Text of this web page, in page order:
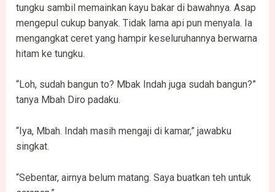
tungku sambil memainkan kayu bakar di bawahnya. Asap
mengepul cukup banyak. Tidak lama api pun menyala. Ia
mengangkat ceret yang hampir keseluruhannya berwarna
hitam ke tungku.
“Loh, sudah bangun to? Mbak Indah juga sudah bangun?”
tanya Mbah Diro padaku.
“Iya, Mbah. Indah masih mengaji di kamar,” jawabku
singkat.
“Sebentar, airnya belum matang. Saya buatkan teh untuk